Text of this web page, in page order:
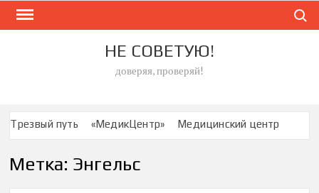
Skip
НЕ СОВЕТУЮ!
доверяя, проверяй!
Трезвый путь «МедикЦентр»
Медицинский центр
Специализированный Центр по лечению асептического
некроза
Метка: Энгельс